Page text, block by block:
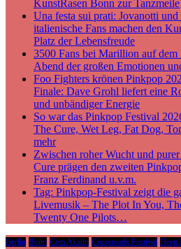
KunstRasen Bonn zur Tanzmeile
Una festa sui prati: Jovanotti
italienische Fans machen den
Platz der Lebensfreude
3500 Fans bei Marillion auf
Abend der großen Emotionen
Foo Fighters krönen Pinkpop
Finale: Dave Grohl liefert eine
und unbändiger Energie
So war das Pinkpop Festival
The Cure, Wet Leg, Fat Dog,
mehr
Zwischen roher Wucht und
Cure prägen den zweiten
Franz Ferdinand u.v.m.
Tag: Pinkpop-Festival zeigt die
Livemusik – The Plot In You,
Twenty One Pilots…
Berlin Bonn Cem Akalin Crossroads Festival Deep